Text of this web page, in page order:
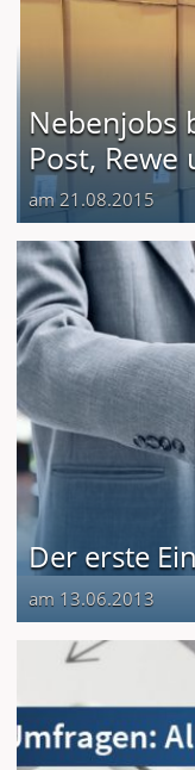
Nebenjobs
Post, Rewe
am 21.08.2015
Der erste
am 13.06.2013